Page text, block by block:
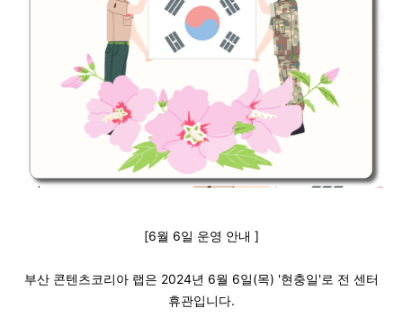
[6월 6일 운영 안내 ]
부산 콘텐츠코리아 랩은 2024년 6월 6일(목) '현충일'로 전 센터
휴관입니다.